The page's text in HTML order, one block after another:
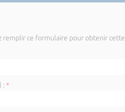
remplir ce formulaire pour obtenir
:*